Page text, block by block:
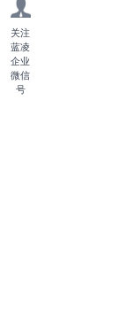
关注
蓝凌
企业
微信
号